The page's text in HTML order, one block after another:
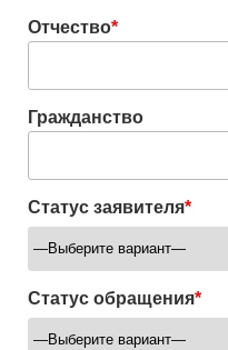
Отчество*
Гражданство
Статус заявителя*
Статус обращения*